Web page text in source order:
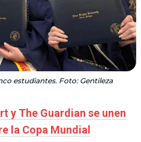
estudiantes. Foto: Gentileza
y The Guardian se unen
la Copa Mundial